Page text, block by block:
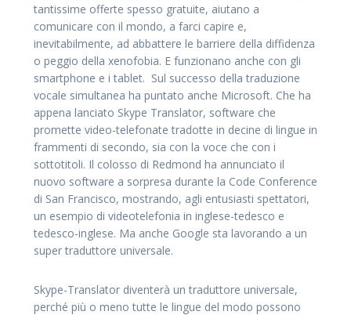
tantissime offerte spesso gratuite, aiutano a
comunicare con il mondo, a farci capire e,
inevitabilmente, ad abbattere le barriere della diffidenza
o peggio della xenofobia. E funzionano anche con gli
smartphone e i tablet. Sul successo della traduzione
vocale simultanea ha puntato anche Microsoft. Che ha
appena lanciato Skype Translator, software che
promette video-telefonate tradotte in decine di lingue in
frammenti di secondo, sia con la voce che con i
sottotitoli. Il colosso di Redmond ha annunciato il
nuovo software a sorpresa durante la Code Conference
di San Francisco, mostrando, agli entusiasti spettatori,
un esempio di videotelefonia in inglese-tedesco e
tedesco-inglese. Ma anche Google sta lavorando a un
super traduttore universale.
Skype-Translator diventerà un traduttore universale,
perché più o meno tutte le lingue del modo possono